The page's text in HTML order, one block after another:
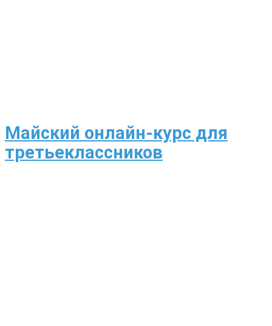
Майский онлайн-курс для
третьеклассников